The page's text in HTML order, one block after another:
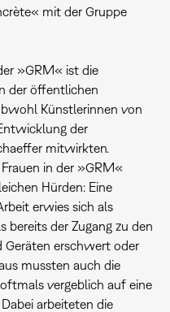
mit der Gruppe
»GRM« ist die
der öffentlichen
Künstlerinnen von
der
mitwirkten.
in der »GRM«
Hürden: Eine
erwies sich als
bereits der Zugang zu den
erschwert oder
mussten auch die
vergeblich auf eine
arbeiteten die